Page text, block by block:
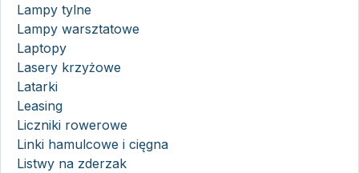
Lampy tylne
Lampy warsztatowe
Laptopy
Lasery krzyżowe
Latarki
Leasing
Liczniki rowerowe
Linki hamulcowe i cięgna
Listwy na zderzak